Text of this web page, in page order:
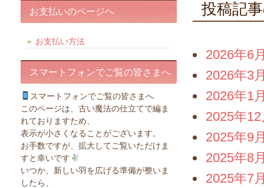
投稿記
2026年6
2026年3
2026年1
2025年12
2025年9
2025年8
2025年7
お支払いのページヘ
お支払い方法
スマートフォンでご覧の皆さまへ
スマートフォンでご覧の皆さまへ
このページは、古い魔法の仕立てで編ま
れておりますため、
表示が小さくなることがございます。
お手数ですが、拡大してご覧いただけま
すと幸いです
いつか、新しい羽を広げる準備が整いま
したら、